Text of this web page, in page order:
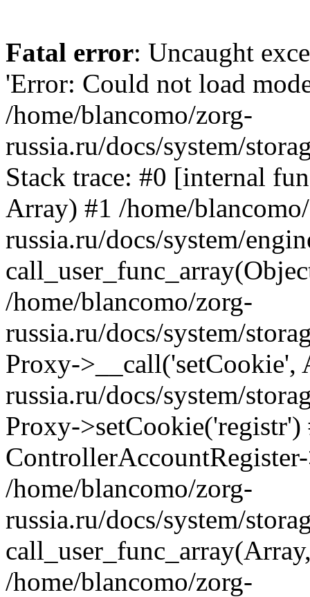
Fatal error: Uncaught
'Error: Could not load
/home/blancomo/zorg-
russia.ru/docs/system/
Stack trace: #0 [internal
Array) #1 /home/
russia.ru/docs/system/
/home/blancomo/zorg-
russia.ru/docs/system/
Proxy->__call('setCookie',
russia.ru/docs/system/
Proxy-
/home/blancomo/zorg-
russia.ru/docs/system/
/home/blancomo/zorg-